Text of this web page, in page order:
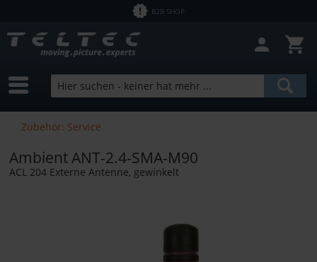
B2B SHOP
Zubehör: Service
Ambient ANT-2.4-SMA-M90
ACL 204 Externe Antenne, gewinkelt